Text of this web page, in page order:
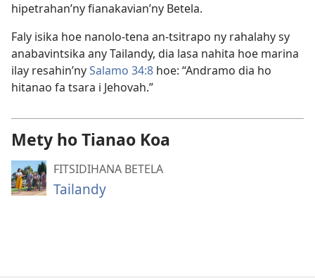
hipetrahan’ny fianakavian’ny Betela.
Faly isika hoe nanolo-tena an-tsitrapo ny rahalahy sy
anabavintsika any Tailandy, dia lasa nahita hoe marina
ilay resahin’nySalamo 34:8 hoe: “Andramo dia ho
hitanao fa tsara i Jehovah.”
Mety ho Tianao Koa
FITSIDIHANA BETELA
Tailandy